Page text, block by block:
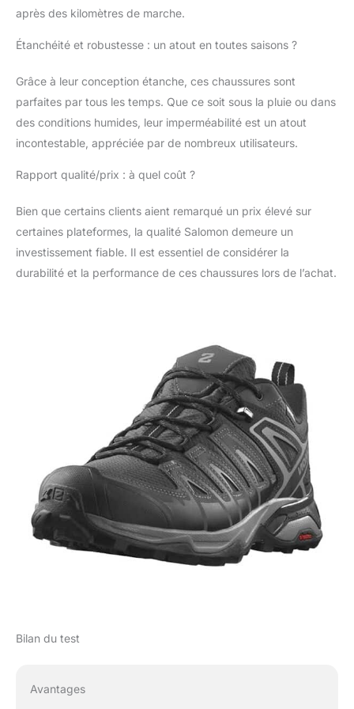
caoutchouc dans la
une zone de talon à
adhérence agressive
au sol, vous donnant
plus de contrôle dans
des conditions
humides et boueuses.
imperméable
technologie
imperméable
d'une bottine flexible,
légère et entièrement
Restez au sec et à
l'aise dans toutes les
conditions avec cette
solution avancée
imperméable et
respirante. Soutien
latéral : la chaussure de
trail stimulant la
confiance avec la
technologie Active
Chassis offre un
soutien latéral guidé
pour un meilleur
après des kilomètres de marche.
Étanchéité et robustesse : un atout en toutes saisons ?
Grâce à leur conception étanche, ces chaussures sont
parfaites par tous les temps. Que ce soit sous la pluie ou dans
des conditions humides, leur imperméabilité est un atout
incontestable, appréciée par de nombreux utilisateurs.
Rapport qualité/prix : à quel coût ?
Bien que certains clients aient remarqué un prix élevé sur
certaines plateformes, la qualité Salomon demeure un
investissement fiable. Il est essentiel de considérer la
durabilité et la performance de ces chaussures lors de l’achat.
Bilan du test
Avantages